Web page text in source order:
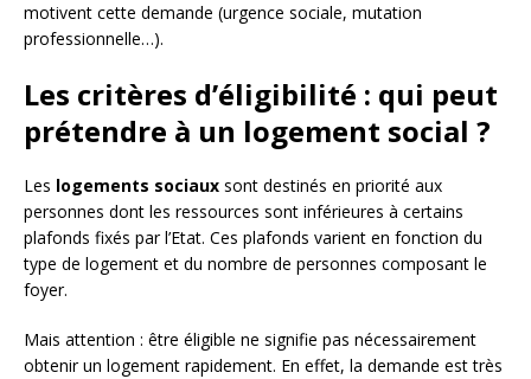
motivent cette demande (urgence sociale, mutation
professionnelle…).
Les critères d’éligibilité : qui peut
prétendre à un logement social ?
Les logements sociaux sont destinés en priorité aux
personnes dont les ressources sont inférieures à certains
plafonds fixés par l’Etat. Ces plafonds varient en fonction du
type de logement et du nombre de personnes composant le
foyer.
Mais attention : être éligible ne signifie pas nécessairement
obtenir un logement rapidement. En effet, la demande est très